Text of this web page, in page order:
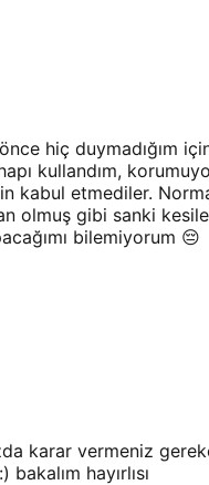
hiç duymadığım
kullandım,
kabul etmediler.
olmuş gibi sanki
bilemiyorum 😔
karar vermeniz
hayırlısı